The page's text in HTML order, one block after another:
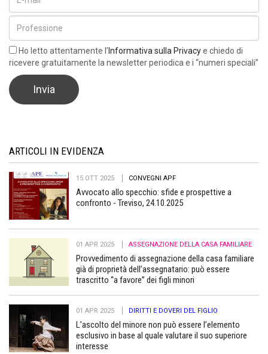
Ho letto attentamente l’ Informativa sulla Privacye chiedo di
ricevere gratuitamente la newsletter periodica e i “numeri speciali”
ARTICOLI IN EVIDENZA
15 OTT 2025 CONVEGNI APF
Avvocato allo specchio: sfide e prospettive a
confronto - Treviso, 24.10.2025
01 APR 2025 ASSEGNAZIONE DELLA CASA FAMILIARE
Provvedimento di assegnazione della casa familiare
già di proprietà dell’assegnatario: può essere
trascritto “a favore” dei figli minori
01 APR 2025 DIRITTI E DOVERI DEL FIGLIO
L’ascolto del minore non può essere l’elemento
esclusivo in base al quale valutare il suo superiore
interesse